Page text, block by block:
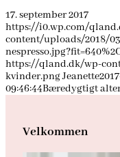
17. september 2017
https://i0.wp.com/
content/uploads/2018/
https://qland.dk/wp-
kvinder.pngJeanette
09:46:44Bæredygtigt
Velkommen